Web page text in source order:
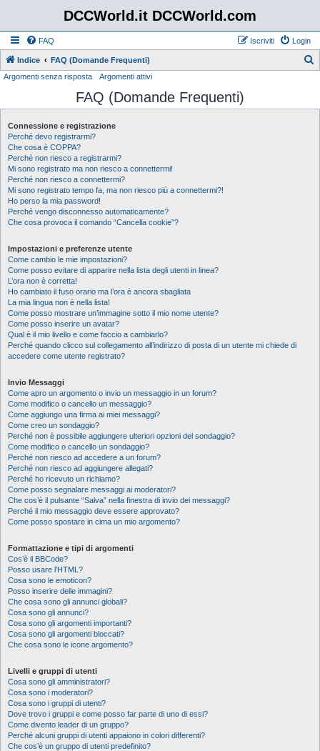
DCCWorld.it DCCWorld.com
FAQ Login
Iscriviti
Indice FAQ (Domande Frequenti)
c
Argomenti senza risposta Argomenti attivi
FAQ (Domande Frequenti)
Connessione e registrazione
Perché devo registrarmi?
Che cosa è COPPA?
Perché non riesco a registrarmi?
Mi sono registrato ma non riesco a connettermi!
Perché non riesco a connettermi?
Mi sono registrato tempo fa, ma non riesco più a connettermi?!
Ho perso la mia password!
Perché vengo disconnesso automaticamente?
Che cosa provoca il comando “Cancella cookie”?
Impostazioni e preferenze utente
Come cambio le mie impostazioni?
Come posso evitare di apparire nella lista degli utenti in linea?
L’ora non è corretta!
Ho cambiato il fuso orario ma l’ora è ancora sbagliata
La mia lingua non è nella lista!
Come posso mostrare un’immagine sotto il mio nome utente?
Come posso inserire un avatar?
Qual è il mio livello e come faccio a cambiarlo?
Perché quando clicco sul collegamento all’indirizzo di posta di un utente mi chiede di
accedere come utente registrato?
Invio Messaggi
Come apro un argomento o invio un messaggio in un forum?
Come modifico o cancello un messaggio?
Come aggiungo una firma ai miei messaggi?
Come creo un sondaggio?
Perché non è possibile aggiungere ulteriori opzioni del sondaggio?
Come modifico o cancello un sondaggio?
Perché non riesco ad accedere a un forum?
Perché non riesco ad aggiungere allegati?
Perché ho ricevuto un richiamo?
Come posso segnalare messaggi ai moderatori?
Che cos’è il pulsante “Salva” nella finestra di invio dei messaggi?
Perché il mio messaggio deve essere approvato?
Come posso spostare in cima un mio argomento?
Formattazione e tipi di argomenti
Cos’è il BBCode?
Posso usare l’HTML?
Cosa sono le emoticon?
Posso inserire delle immagini?
Che cosa sono gli annunci globali?
Cosa sono gli annunci?
Cosa sono gli argomenti importanti?
Cosa sono gli argomenti bloccati?
Che cosa sono le icone argomento?
Livelli e gruppi di utenti
Cosa sono gli amministratori?
Cosa sono i moderatori?
Cosa sono i gruppi di utenti?
Dove trovo i gruppi e come posso far parte di uno di essi?
Come divento leader di un gruppo?
Perché alcuni gruppi di utenti appaiono in colori differenti?
Che cos’è un gruppo di utenti predefinito?